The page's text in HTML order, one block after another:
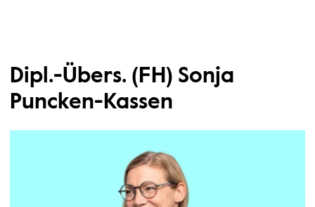
Dipl.-Übers. (FH) Sonja
Puncken-Kassen